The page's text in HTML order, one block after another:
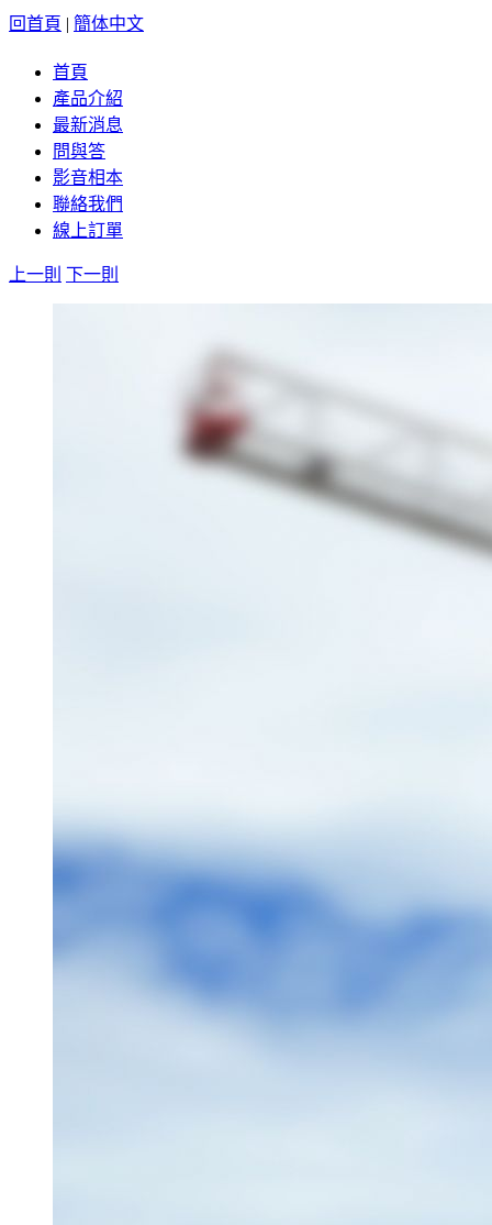
回首頁 | 簡体中文
首頁
產品介紹
最新消息
問與答
影音相本
聯絡我們
線上訂單
上一則 下一則